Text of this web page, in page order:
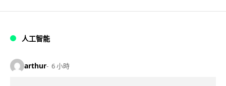
人工智能
arthur 6 小時